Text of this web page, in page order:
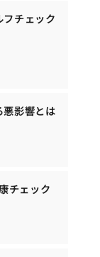
チェック
影響とは
チェック